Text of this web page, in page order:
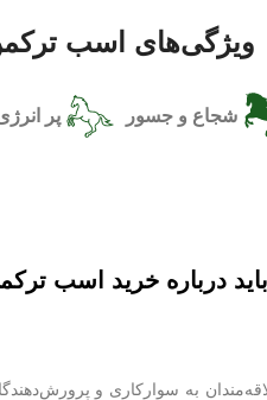
ویژگی‌های اسب
شجاع و جسور پر
باید درباره خرید اسب
به سوارکاری و